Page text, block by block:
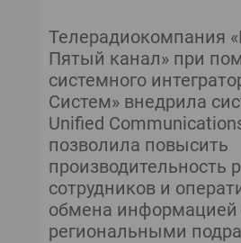
Телерадиокомпания
Пятый канал» при
системного
Систем» внедрила
Unified
позволила повысить
производительность
сотрудников и
обмена информацией
региональными